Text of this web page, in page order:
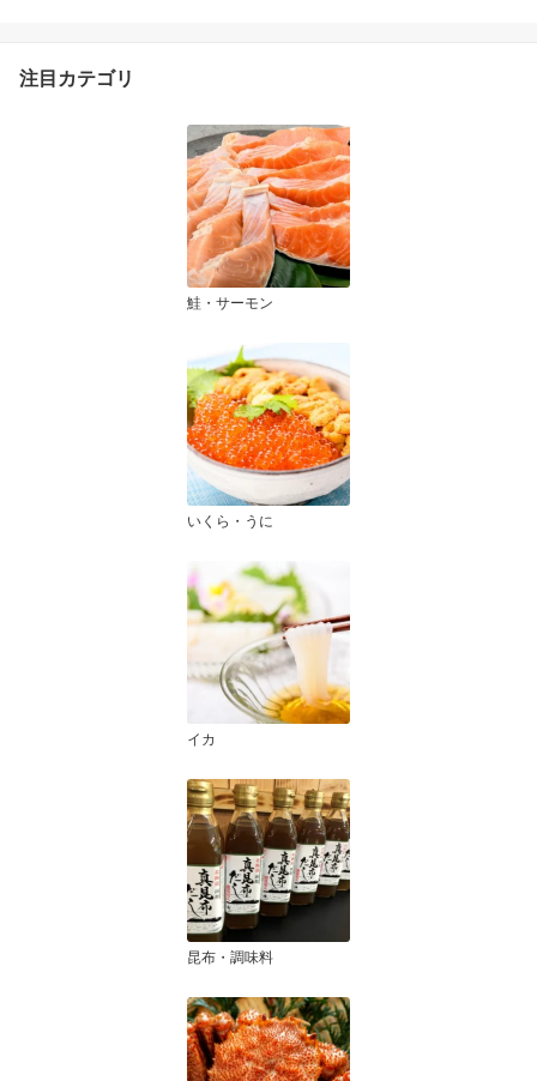
注目カテゴリ
鮭・サーモン
いくら・うに
イカ
昆布・調味料